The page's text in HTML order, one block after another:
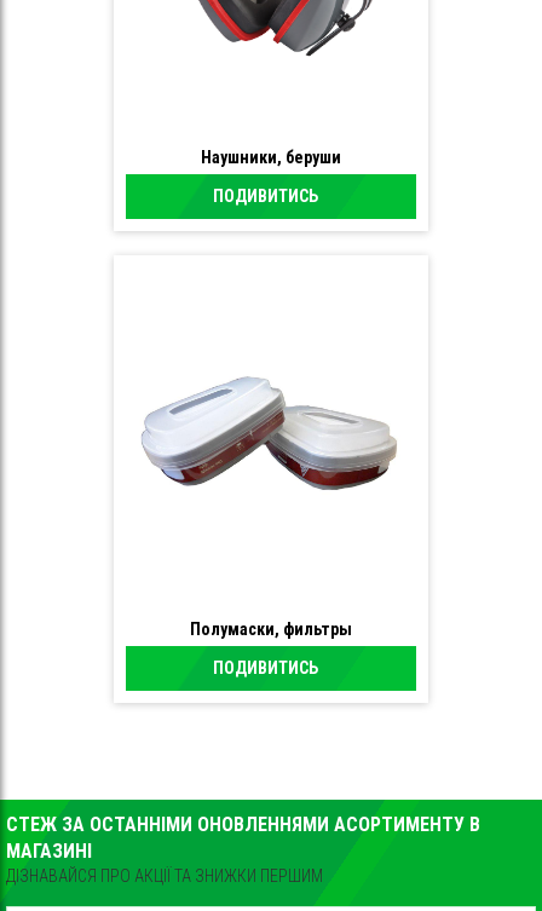
Наушники, беруши
ПОДИВИТИСЬ
Полумаски, фильтры
ПОДИВИТИСЬ
СТЕЖ ЗА ОСТАННІМИ ОНОВЛЕННЯМИ АСОРТИМЕНТУ В
МАГАЗИНІ
ДІЗНАВАЙСЯ ПРО АКЦІЇ ТА ЗНИЖКИ ПЕРШИМ